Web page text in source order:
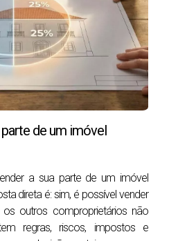
com melhor retorno antes
pagam (e custam tempo)?
e porque vende mais nas
para estas obras?
legais travam vendas e
preparar e vender com
de um imóvel
a sua parte de um imóvel
direta é: sim, é possível vender
outros comproprietários não
regras, riscos, impostos e